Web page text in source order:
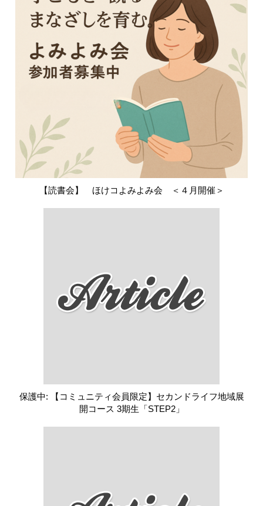
【読書会】 ほけコよみよみ会 ＜４月開催＞
保護中: 【コミュニティ会員限定】セカンドライフ地域展
開コース 3期生「STEP2」